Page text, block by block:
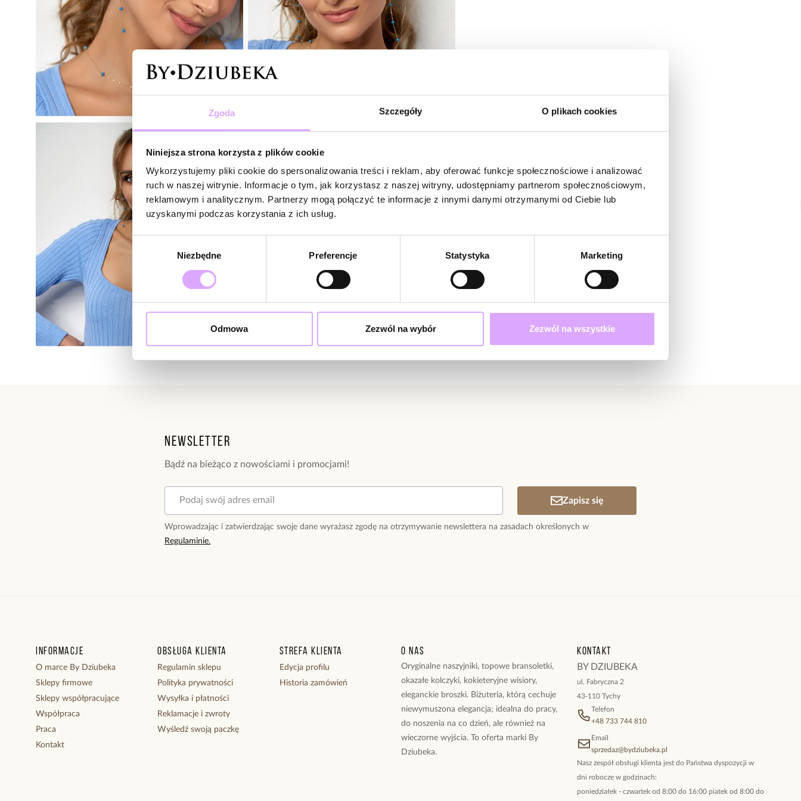
Zgoda Szczegóły O plikach cookies
Niniejsza strona korzysta z plików cookie
Wykorzystujemy pliki cookie do spersonalizowania treści i reklam, aby oferować funkcje społecznościowe i analizować
ruch w naszej witrynie. Informacje o tym, jak korzystasz z naszej witryny, udostępniamy partnerom społecznościowym,
reklamowym i analitycznym. Partnerzy mogą połączyć te informacje z innymi danymi otrzymanymi od Ciebie lub
uzyskanymi podczas korzystania z ich usług.
Wybór
Niezbędne Preferencje Statystyka Marketing
Odmowa Zezwól na wybór Zezwól na wszystkie
Bardzo subtelne, kobiece, cudne. Na plus system zakładania, mam
Newsletter
Bądź na bieżąco z nowościami i promocjami!
Zapisz się
Wprowadzając i zatwierdzając swoje dane wyrażasz zgodę na otrzymywanie newslettera na zasadach określonych w
Regulaminie.
Informacje
O marce By Dziubeka
Sklepy firmowe
Sklepy współpracujące
Współpraca
Praca
Kontakt
Obsługa klienta
Regulamin sklepu
Polityka prywatności
Wysyłka i płatności
Reklamacje i zwroty
Wyśledź swoją paczkę
Strefa klienta
Edycja profilu
Historia zamówień
O nas
Oryginalne naszyjniki, topowe bransoletki,
okazałe kolczyki, kokieteryjne wisiory,
eleganckie broszki. Biżuteria, którą cechuje
niewymuszona elegancja; idealna do pracy,
do noszenia na co dzień, ale również na
wieczorne wyjścia. To oferta marki By
Dziubeka.
Kontakt
BY DZIUBEKA
ul. Fabryczna 2
43-110 Tychy
Telefon
+48 733 744 810
Email
sprzedaz@bydziubeka.pl
Nasz zespół obsługi klienta jest do Państwa dyspozycji w
dni robocze w godzinach:
poniedziałek - czwartek od 8:00 do 16:00 piatek od 8:00 do